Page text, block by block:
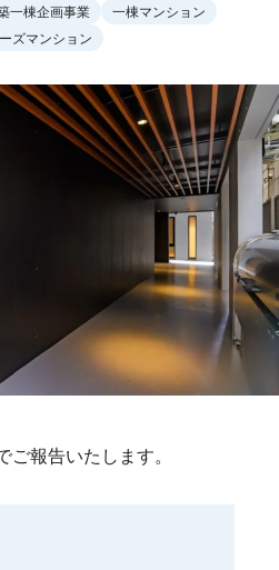
一棟企画事業
一棟マンション
ズマンション
報告いたします。